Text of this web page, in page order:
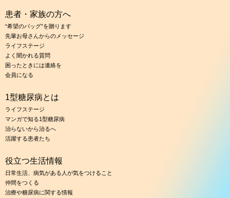
患者・家族の方へ
“希望のバッグ”を贈ります
先輩お母さんからのメッセージ
ライフステージ
よく聞かれる質問
困ったときには連絡を
会員になる
1型糖尿病とは
ライフステージ
マンガで知る1型糖尿病
治らないから治るへ
活躍する患者たち
役立つ生活情報
日常生活、病気がある人が気をつけること
仲間をつくる
治療や糖尿病に関する情報